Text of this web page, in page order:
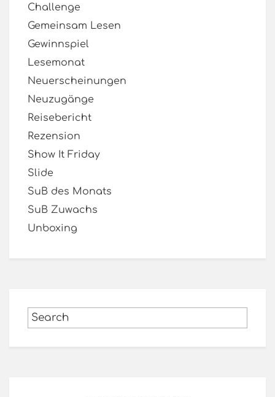
Challenge
Gemeinsam Lesen
Gewinnspiel
Lesemonat
Neuerscheinungen
Neuzugänge
Reisebericht
Rezension
Show It Friday
Slide
SuB des Monats
SuB Zuwachs
Unboxing